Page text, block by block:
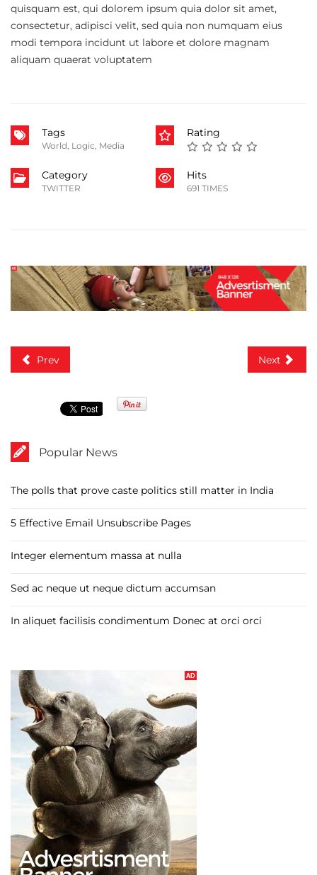
quisquam est, qui dolorem ipsum quia dolor sit amet,
consectetur, adipisci velit, sed quia non numquam eius
modi tempora incidunt ut labore et dolore magnam
aliquam quaerat voluptatem
Tags
World, Logic, Media
Rating
Category
TWITTER
Hits
691 TIMES
Prev Next
Popular News
The polls that prove caste politics still matter in India
5 Effective Email Unsubscribe Pages
Integer elementum massa at nulla
Sed ac neque ut neque dictum accumsan
In aliquet facilisis condimentum Donec at orci orci